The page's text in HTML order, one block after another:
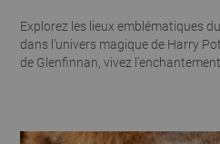
Explorez les lieux emblématiques
dans l'univers magique de Harry
de Glenfinnan, vivez